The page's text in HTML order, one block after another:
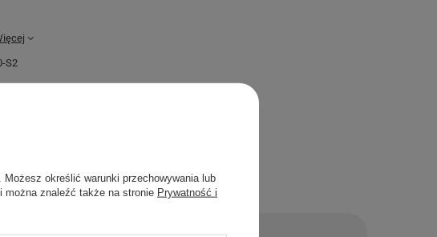
S2
. Możesz określić warunki przechowywania lub
można znaleźć także na stronie Prywatność i